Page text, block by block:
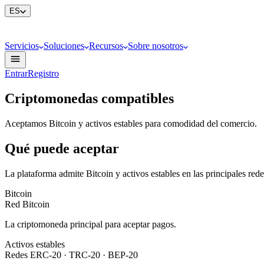
ES
Servicios Soluciones Recursos Sobre nosotros
EntrarRegistro
Criptomonedas compatibles
Aceptamos Bitcoin y activos estables para comodidad del comercio.
Qué puede aceptar
La plataforma admite Bitcoin y activos estables en las principales
Bitcoin
Red Bitcoin
La criptomoneda principal para aceptar pagos.
Activos estables
Redes ERC-20 · TRC-20 · BEP-20